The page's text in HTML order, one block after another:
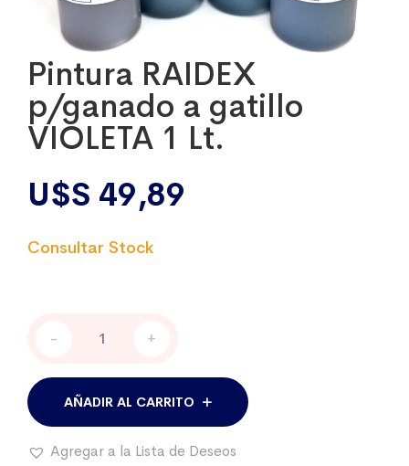
Pintura RAIDEX
p/ganado a gatillo
VIOLETA 1 Lt.
U$S 49,89
RAIDEX
gatillo
VIOLETA
Lt.
- +
AÑADIR AL CARRITO
Agregar a la Lista de Deseos